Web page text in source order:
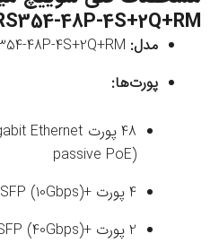
48P-4S+2Q+RM
مدل:
پورت‌ها:
passive PoE)
4 پورت +SFP (10Gbps)
2 پورت +QSFP (40Gbps)